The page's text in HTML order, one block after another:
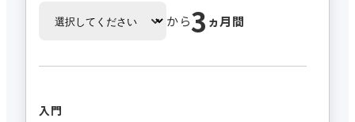
から3 ヵ月間
入門